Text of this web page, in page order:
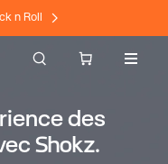
n Roll
des
Shokz.